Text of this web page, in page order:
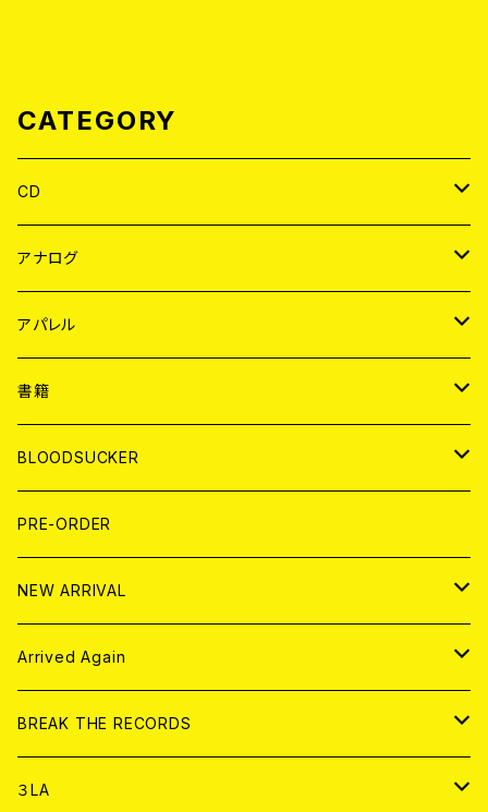
CATEGORY
CD
JAPAN
WORLD
アナログ
JAPAN
７EP
LP
WORLD
7EP
LP
アパレル
JAPAN
T-shirt
HOOD
WORLD
T-shirt
HOOD
書籍
MAGAZINE
BOLLOCKS
EL ZINE
写真集 (PHOTOBOOK)
BLOODSUCKER
CD
アナログ
アパレル
書籍
DIGITAL CONTENTS
PRE-ORDER
NEW ARRIVAL
CD
アナログ
Arrived Again
CD
アナログ
BREAK THE RECORDS
CD
３LA